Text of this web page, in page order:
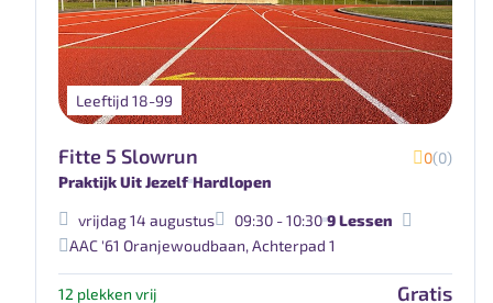
Leeftijd 18-99
Fitte 5 Slowrun 0(0)
Praktijk Uit Jezelf Hardlopen
vrijdag 14 augustus 09:30 - 10:30 9 Lessen
AAC '61 Oranjewoudbaan, Achterpad 1
12 plekken vrij Gratis